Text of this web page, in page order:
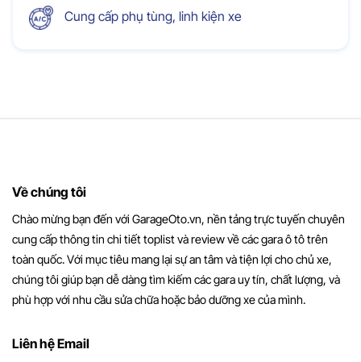
Cung cấp phụ tùng, linh kiện xe
Về chúng tôi
Chào mừng bạn đến với GarageOto.vn, nền tảng trực tuyến chuyên
cung cấp thông tin chi tiết toplist và review về các gara ô tô trên
toàn quốc. Với mục tiêu mang lại sự an tâm và tiện lợi cho chủ xe,
chúng tôi giúp bạn dễ dàng tìm kiếm các gara uy tín, chất lượng, và
phù hợp với nhu cầu sửa chữa hoặc bảo dưỡng xe của mình.
Liên hệ Email